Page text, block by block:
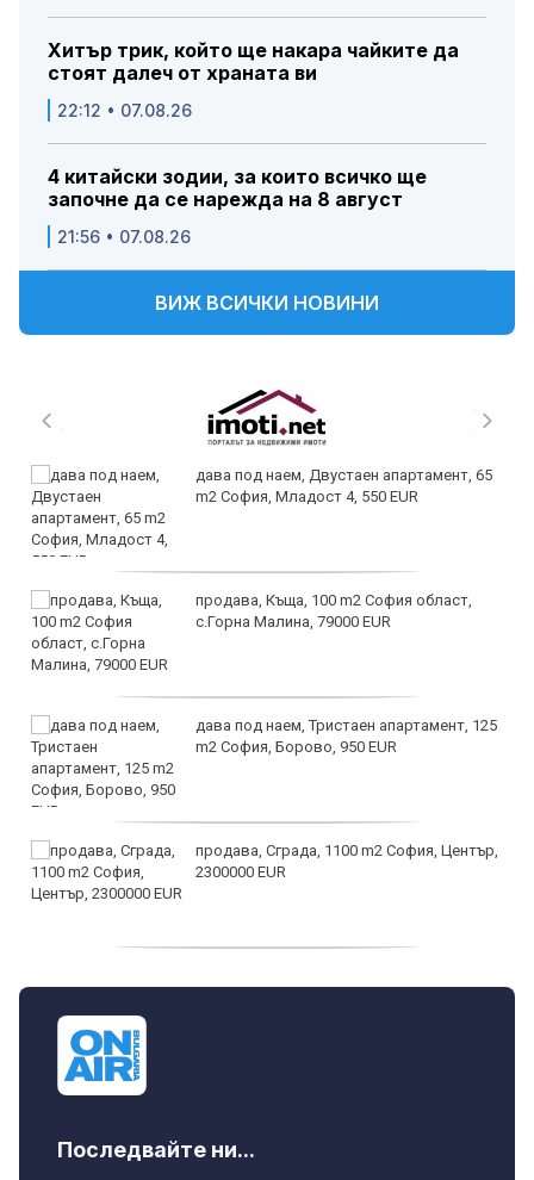
Хитър трик, който ще накара чайките да
стоят далеч от храната ви
22:12 • 07.08.26
4 китайски зодии, за които всичко ще
започне да се нарежда на 8 август
21:56 • 07.08.26
ВИЖ ВСИЧКИ НОВИНИ
дава под наем, Двустаен апартамент, 65
m2 София, Младост 4, 550 EUR
продава, Къща, 100 m2 София област,
с.Горна Малина, 79000 EUR
дава под наем, Тристаен апартамент, 125
m2 София, Борово, 950 EUR
продава, Сграда, 1100 m2 София, Център,
2300000 EUR
Последвайте ни...